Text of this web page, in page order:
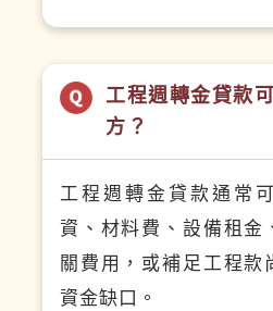
工程週轉金貸款
方？
工程週轉金貸款通常
資、材料費、設備租金
關費用，或補足工程款
資金缺口。